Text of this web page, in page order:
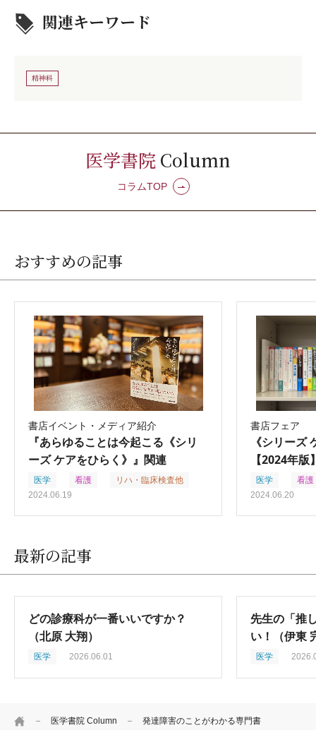
HOME 医学書院 Column 発達障害のことがわかる専門書
関連キーワード
精神科
医学書院Column
コラムTOP
おすすめの記事
書店イベント・メディア紹介
『あらゆることは今起こる《シリ
ーズ ケアをひらく》』関連
医学 看護
リハ・臨床検査他
2024.06.19
書店フェア
《シリーズ
【2024年版
医学
看護
2024.06.20
最新の記事
どの診療科が一番いいですか？
（北原 大翔）
医学 2026.06.01
先生の「推
い！（伊東
医学